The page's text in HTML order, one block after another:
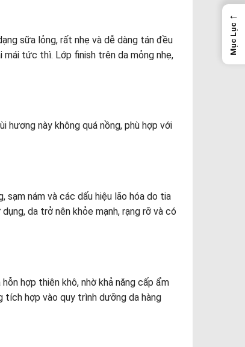
sữa lỏng, rất nhẹ và dễ dàng tán đều
mái tức thì. Lớp finish trên da mỏng nhẹ,
này không quá nồng, phù hợp với
sạm nám và các dấu hiệu lão hóa do tia
da trở nên khỏe mạnh, rạng rỡ và có
hợp thiên khô, nhờ khả năng cấp ẩm
tích hợp vào quy trình dưỡng da hàng
←
Mục Lục